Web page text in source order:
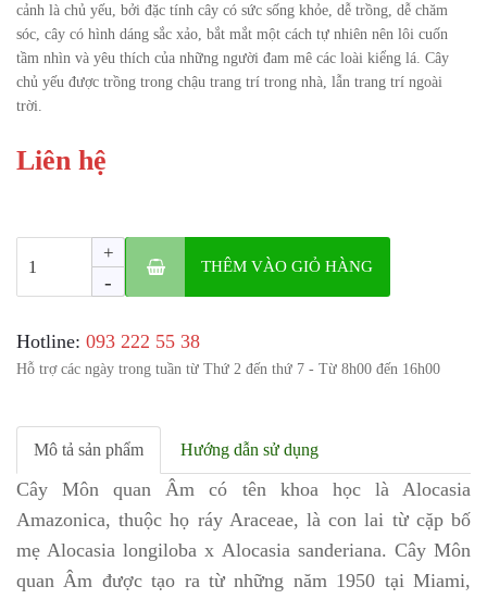
cảnh là chủ yếu, bởi đặc tính cây có sức sống khỏe, dễ trồng, dễ chăm
sóc, cây có hình dáng sắc xảo, bắt mắt một cách tự nhiên nên lôi cuốn
tầm nhìn và yêu thích của những người đam mê các loài kiểng lá. Cây
chủ yếu được trồng trong chậu trang trí trong nhà, lẫn trang trí ngoài
trời.
Liên hệ
-
+
THÊM VÀO GIỎ HÀNG
Hotline: ‎093 222 55 38
Hỗ trợ các ngày trong tuần từ Thứ 2 đến thứ 7 - Từ 8h00 đến 16h00
Mô tả sản phẩm Hướng dẫn sử dụng
Cây Môn quan Âm có tên khoa học là Alocasia
Amazonica, thuộc họ ráy Araceae, là con lai từ cặp bố
mẹ Alocasia longiloba x Alocasia sanderiana. Cây Môn
quan Âm được tạo ra từ những năm 1950 tại Miami,